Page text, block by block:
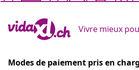
Vivre mieux
Modes de paiement pris en